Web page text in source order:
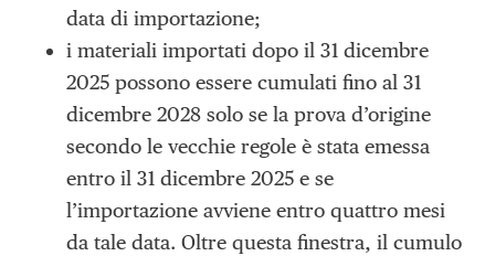
data di importazione;
i materiali importati dopo il 31 dicembre
2025 possono essere cumulati fino al 31
dicembre 2028 solo se la prova d’origine
secondo le vecchie regole è stata emessa
entro il 31 dicembre 2025 e se
l’importazione avviene entro quattro mesi
da tale data. Oltre questa finestra, il cumulo